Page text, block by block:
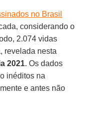
no Brasil
considerando o
2.074 vidas
revelada nesta
2021. Os dados
inéditos na
e antes não